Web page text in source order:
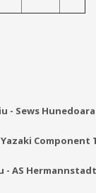
- Sews Hunedoara
Component
- AS